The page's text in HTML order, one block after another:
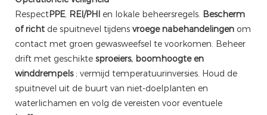
RespectPPE, REI/PHI en lokale beheersregels. Bescherm
of richt de spuitnevel tijdens vroege nabehandelingen om
contact met groen gewasweefsel te voorkomen. Beheer
drift met geschikte sproeiers, boomhoogte en
winddrempels; vermijd temperatuurinversies. Houd de
spuitnevel uit de buurt van niet-doelplanten en
waterlichamen en volg de vereisten voor eventuele